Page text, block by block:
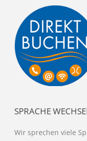
SPRACHE
Wir sprechen viele